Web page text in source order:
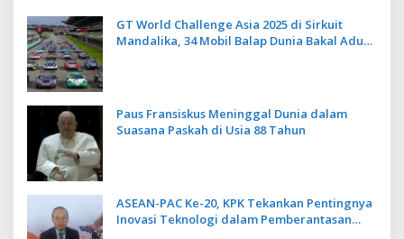
GT World Challenge Asia 2025 di Sirkuit
Mandalika, 34 Mobil Balap Dunia Bakal Adu
Paus Fransiskus Meninggal Dunia dalam
Suasana Paskah di Usia 88 Tahun
ASEAN-PAC Ke-20, KPK Tekankan Pentingnya
Inovasi Teknologi dalam Pemberantasan